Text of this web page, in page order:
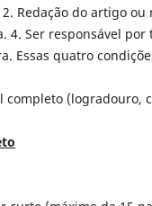
Redação do artigo
4. Ser responsável
Essas quatro
completo (logradouro,